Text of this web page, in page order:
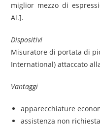
miglior mezzo di
Al.].
Dispositivi
Misuratore di portata di
International) attaccato
Vantaggi
apparecchiature
assistenza non